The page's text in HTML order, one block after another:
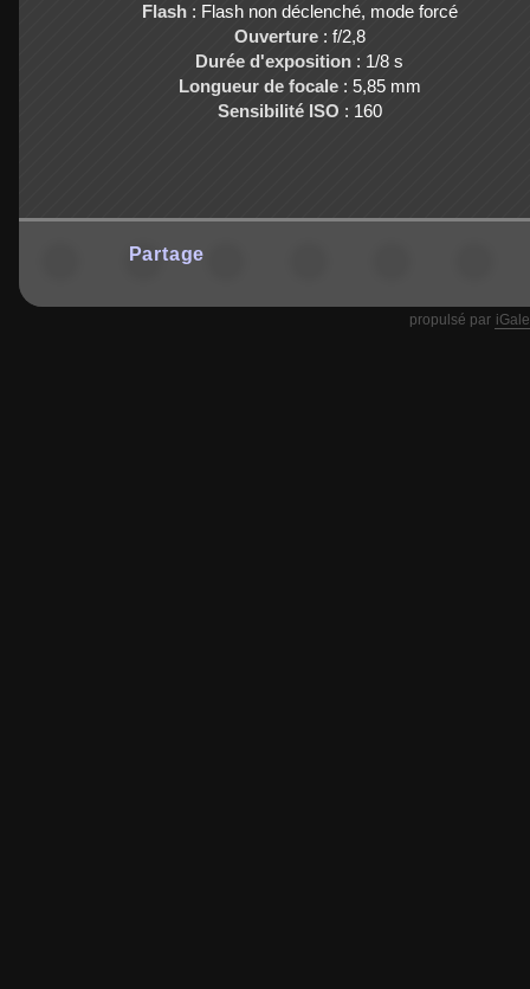
Flash: Flash non déclenché, mode forcé
Ouverture: f/2,8
Durée d'exposition : 1/8 s
Longueur de focale: 5,85 mm
Sensibilité ISO : 160
Partage
propulsé par